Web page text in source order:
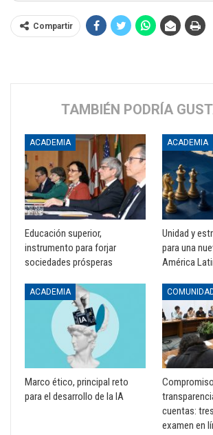
Compartir
TAMBIÉN PODRÍA
ACADEMIA
Educación superior,
instrumento para forjar
sociedades prósperas
ACADEMIA
Unidad y
para una
América
ACADEMIA
Marco ético, principal reto
para el desarrollo de la IA
cuentas:
examen en